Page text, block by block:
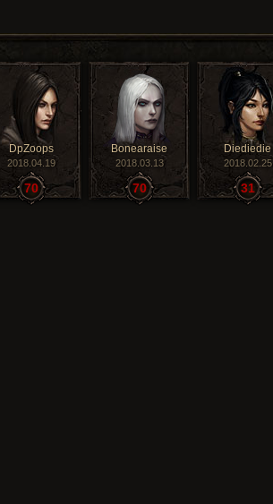
DpZoops
2018.04.19
70
Bonearaise
2018.03.13
70
Diediedie
2018.02.25
31